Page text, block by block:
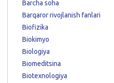
Barcha soha
Barqaror rivojlanish fanlari
Biofizika
Biokimyo
Biologiya
Biomeditsina
Biotexnologiya